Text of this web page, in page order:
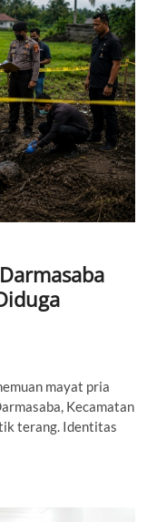
mayat pria
Kecamatan
terang. Identitas